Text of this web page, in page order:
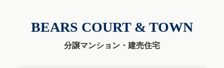
BEARS COURT & TOWN
分譲マンション・建売住宅